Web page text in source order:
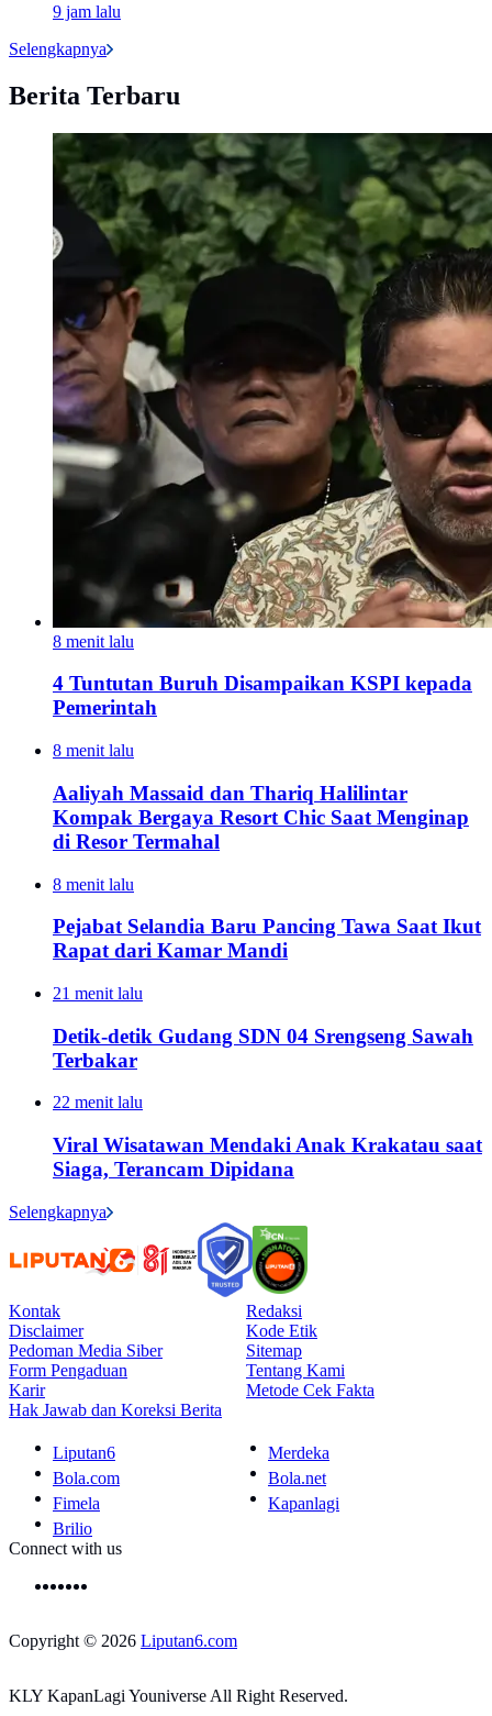
9 jam lalu
Selengkapnya
Berita Terbaru
8 menit lalu
4 Tuntutan Buruh Disampaikan KSPI kepada
Pemerintah
8 menit lalu
Aaliyah Massaid dan Thariq Halilintar
Kompak Bergaya Resort Chic Saat Menginap
di Resor Termahal
8 menit lalu
Pejabat Selandia Baru Pancing Tawa Saat Ikut
Rapat dari Kamar Mandi
21 menit lalu
Detik-detik Gudang SDN 04 Srengseng Sawah
Terbakar
22 menit lalu
Viral Wisatawan Mendaki Anak Krakatau saat
Siaga, Terancam Dipidana
Selengkapnya
Kontak
Redaksi
Disclaimer
Kode Etik
Pedoman Media Siber
Sitemap
Form Pengaduan
Tentang Kami
Karir
Metode Cek Fakta
Hak Jawab dan Koreksi Berita
Liputan6
Merdeka
Bola.com
Bola.net
Fimela
Kapanlagi
Brilio
Connect with us
Copyright © 2026 Liputan6.com
KLY KapanLagi Youniverse All Right Reserved.